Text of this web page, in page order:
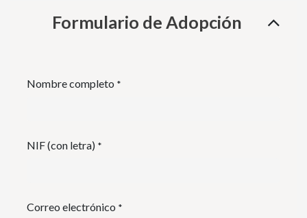
Formulario de Adopción
Nombre completo *
NIF (con letra) *
Correo electrónico *